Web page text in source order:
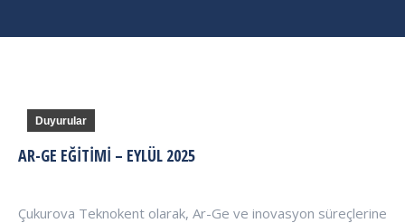
Duyurular
AR-GE EĞITIMI – EYLÜL 2025
Çukurova Teknokent olarak, Ar-Ge ve inovasyon süreçlerine